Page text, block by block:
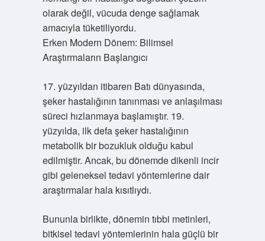
olarak değil, vücuda denge sağlamak
amacıyla tüketiliyordu.
Erken Modern Dönem: Bilimsel
Araştırmaların Başlangıcı
17. yüzyıldan itibaren Batı dünyasında,
şeker hastalığının tanınması ve anlaşılması
süreci hızlanmaya başlamıştır. 19.
yüzyılda, ilk defa şeker hastalığının
metabolik bir bozukluk olduğu kabul
edilmiştir. Ancak, bu dönemde dikenli incir
gibi geleneksel tedavi yöntemlerine dair
araştırmalar hala kısıtlıydı.
Bununla birlikte, dönemin tıbbi metinleri,
bitkisel tedavi yöntemlerinin hala güçlü bir